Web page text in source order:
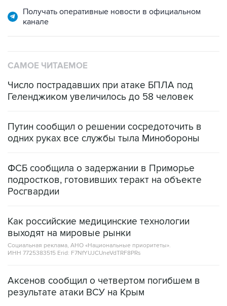
Получать оперативные новости в официальном
канале
САМОЕ ЧИТАЕМОЕ
Число пострадавших при атаке БПЛА под
Геленджиком увеличилось до 58 человек
Путин сообщил о решении сосредоточить в
одних руках все службы тыла Минобороны
ФСБ сообщила о задержании в Приморье
подростков, готовивших теракт на объекте
Росгвардии
Как российские медицинские технологии
выходят на мировые рынки
Социальная реклама, АНО «Национальные приоритеты».
ИНН 7725383515 Erid: F7NfYUJCUneVdTRF8PRs
Аксенов сообщил о четвертом погибшем в
результате атаки ВСУ на Крым